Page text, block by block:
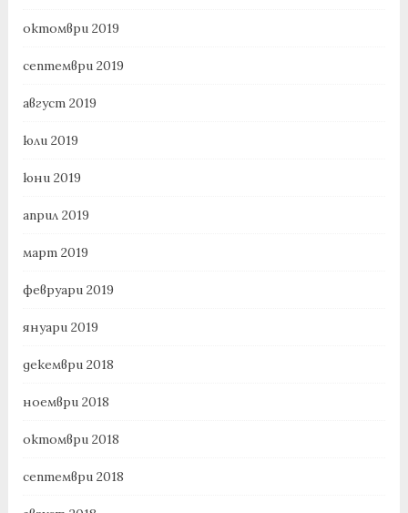
октомври 2019
септември 2019
август 2019
юли 2019
юни 2019
април 2019
март 2019
февруари 2019
януари 2019
декември 2018
ноември 2018
октомври 2018
септември 2018